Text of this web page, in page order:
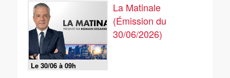
Le 30/06 à 09h
La Matinale
(Émission du
30/06/2026)